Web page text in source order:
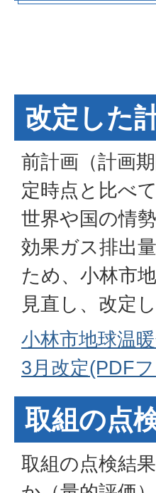
改定した
前計画（計画
定時点と比べ
世界や国の情
効果ガス排出
ため、小林市
見直し、改定
小林市地球温
3月改定(PDF
取組の点
取組の点検結